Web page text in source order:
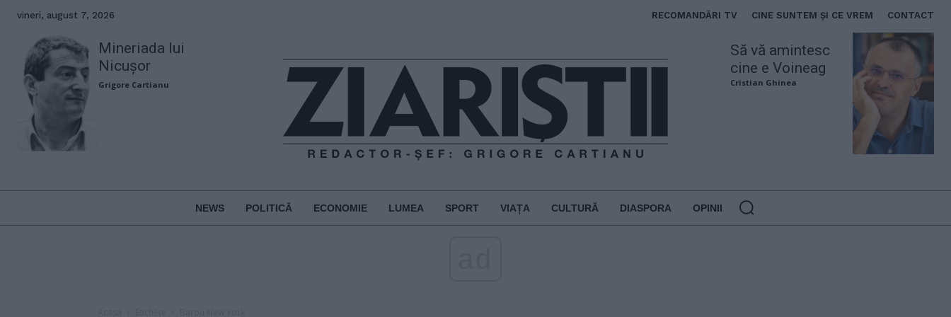
vineri, august 7, 2026 RECOMANDĂRI TV CINE SUNTEM ȘI CE VREM CONTACT
Mineriada lui
Nicușor
Grigore Cartianu
Să vă amintesc
cine e Voineag
Cristian Ghinea
NEWS POLITICĂ ECONOMIE LUMEA SPORT VIAȚA CULTURĂ DIASPORA OPINII